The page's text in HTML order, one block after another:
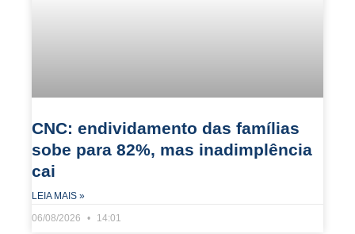
CNC: endividamento das famílias
sobe para 82%, mas inadimplência
cai
LEIA MAIS »
06/08/2026
14:01